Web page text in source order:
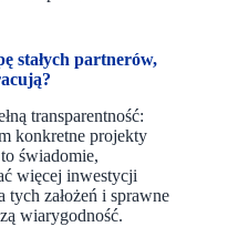
stałych partnerów,
transparentność:
konkretne projekty
świadomie,
więcej inwestycji
tych założeń i sprawne
wiarygodność.